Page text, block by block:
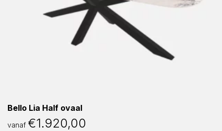
Bello Lia Half ovaal
vanaf €1.920,00